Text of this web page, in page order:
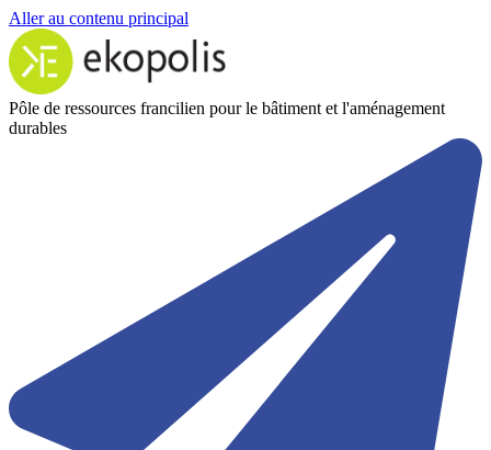
Aller au contenu principal
Pôle de ressources francilien pour le bâtiment et l'aménagement
durables